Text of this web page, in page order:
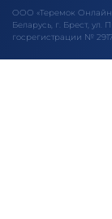
ООО «Теремок
Беларусь, г. Брест, ул.
госрегистрации №